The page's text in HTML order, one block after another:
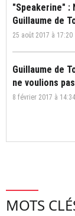
"Speakerine" :
Guillaume de
25 août 2017 à 17:20
Guillaume de
ne voulions
8 février 2017 à 14:34
MOTS